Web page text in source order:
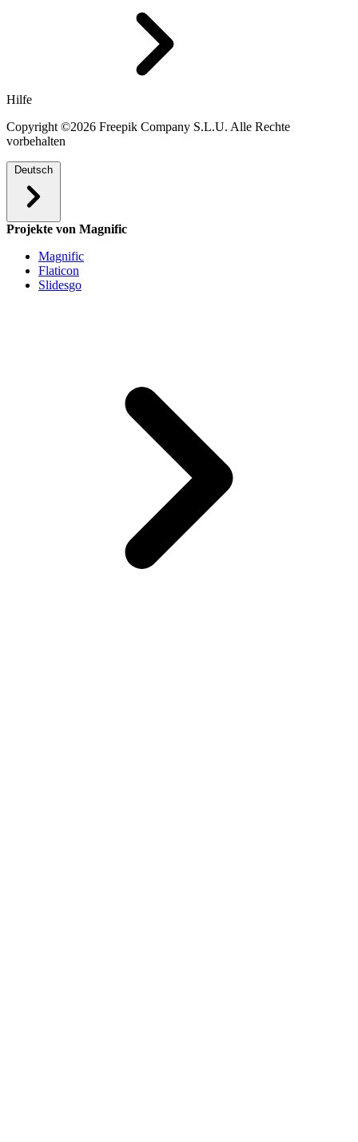
Hilfe
Copyright ©2026 Freepik Company S.L.U. Alle Rechte
vorbehalten
Deutsch
Projekte von Magnific
Magnific
Flaticon
Slidesgo